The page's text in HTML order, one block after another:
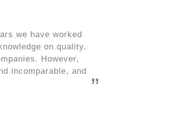
we have worked
on quality.
However,
incomparable, and